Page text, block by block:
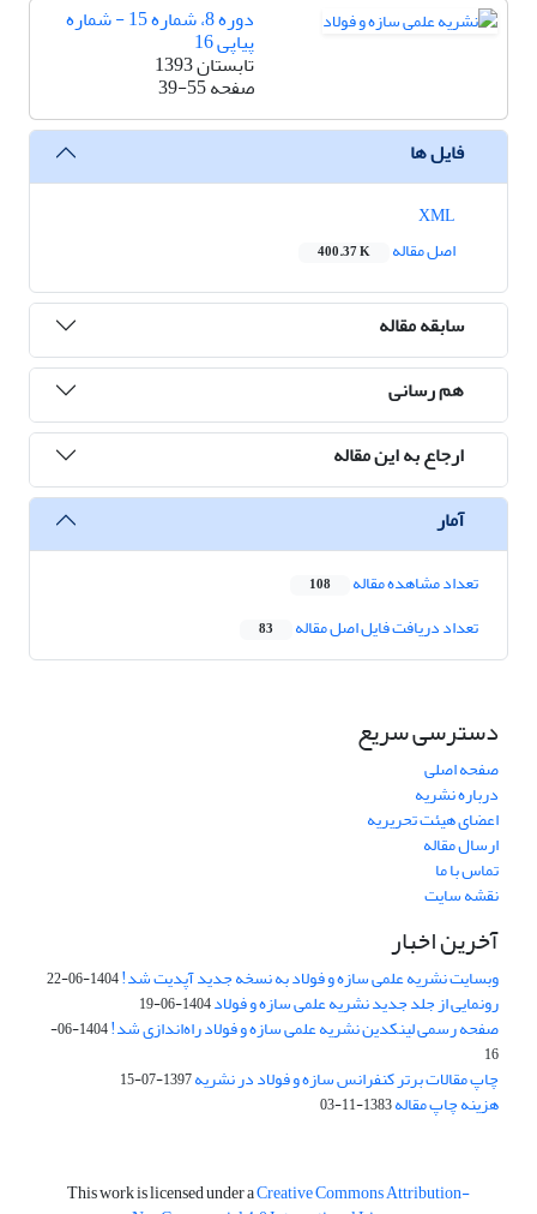
دوره 8، شماره 15 - شماره
پیاپی 16
تابستان 1393
صفحه39-55
فایل ها
اصل مقاله
400.37 K
سابقه مقاله
هم رسانی
ارجاع به این مقاله
آمار
تعداد مشاهده مقاله 108
تعداد دریافت فایل اصل مقاله 83
دسترسی سریع
صفحه اصلی
درباره نشریه
اعضای هیئت تحریریه
ارسال مقاله
تماس با ما
نقشه سایت
آخرین اخبار
وبسایت نشریه علمی سازه و فولاد به نسخه جدید آپدیت شد!1404-06-22
رونمایی از جلد جدید نشریه علمی سازه و فولاد1404-06-19
صفحه رسمی لینکدین نشریه علمی سازه و فولاد راه‌اندازی شد!
1404-06-
16
چاپ مقالات برتر کنفرانس سازه و فولاد در نشریه1397-07-15
هزینه چاپ مقاله1383-11-03
This work is licensed under aCreative Commons Attribution-